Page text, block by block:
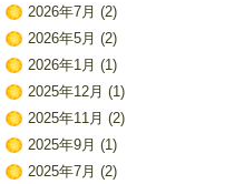
2026年7月 (2)
2026年5月 (2)
2026年1月 (1)
2025年12月 (1)
2025年11月 (2)
2025年9月 (1)
2025年7月 (2)